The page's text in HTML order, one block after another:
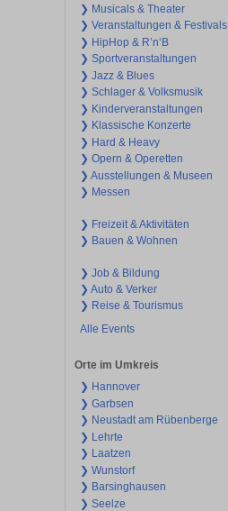
❯ Musicals & Theater
❯ Veranstaltungen & Festivals
❯ HipHop & R’n‘B
❯ Sportveranstaltungen
❯ Jazz & Blues
❯ Schlager & Volksmusik
❯ Kinderveranstaltungen
❯ Klassische Konzerte
❯ Hard & Heavy
❯ Opern & Operetten
❯ Ausstellungen & Museen
❯ Messen
❯ Freizeit & Aktivitäten
❯ Bauen & Wohnen
❯ Job & Bildung
❯ Auto & Verker
❯ Reise & Tourismus
Alle Events
Orte im Umkreis
❯ Hannover
❯ Garbsen
❯ Neustadt am Rübenberge
❯ Lehrte
❯ Laatzen
❯ Wunstorf
❯ Barsinghausen
❯ Seelze